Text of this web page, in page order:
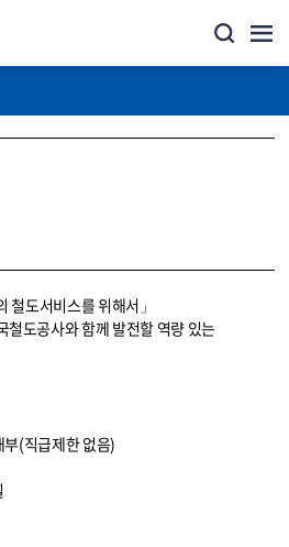
철도서비스를 위해서」
철도공사와 함께 발전할 역량 있는
(직급제한 없음)